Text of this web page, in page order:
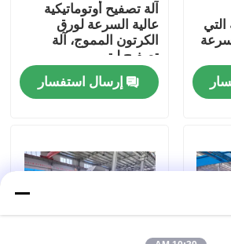
السرعة الأوتوماتيكية
التي
آلة تصفيح أوتوماتيكية
عالية السرعة لورق
الكرتون المموج، آلة
تصفيح ليتو
إرسال استفسار